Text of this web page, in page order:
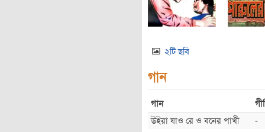
২টি ছবি
গান
গান
উইরা যাও রে ও বনের পাখী
-